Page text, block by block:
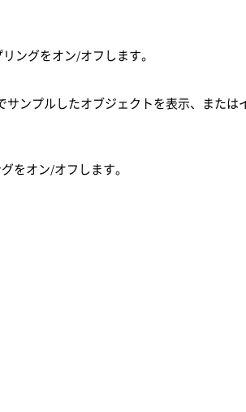
ングをオン/オフします。
ンプルしたオブジェクトを表示、または
をオン/オフします。